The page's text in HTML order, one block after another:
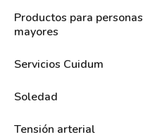
Productos para personas
mayores
Servicios Cuidum
Soledad
Tensión arterial